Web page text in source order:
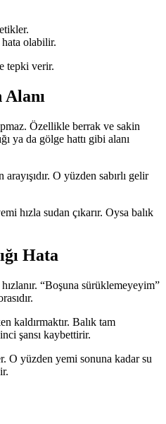
olabilir.
tepki verir.
Alanı
Özellikle berrak ve sakin
ya da gölge hattı gibi alanı
O yüzden sabırlı gelir
hızla sudan çıkarır. Oysa balık
Hata
“Boşuna sürüklemeyeyim”
kaldırmaktır. Balık tam
şansı kaybettirir.
O yüzden yemi sonuna kadar su